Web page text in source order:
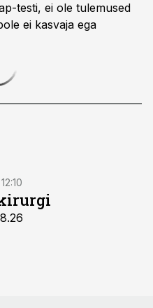
testi, ei ole tulemused
ei kasvaja ega